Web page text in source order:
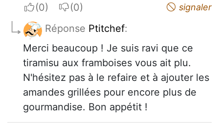
I apreciateI do not appreciate signaler
Réponse Ptitchef:
Merci beaucoup ! Je suis ravi que ce
tiramisu aux framboises vous ait plu.
N'hésitez pas à le refaire et à ajouter les
amandes grillées pour encore plus de
gourmandise. Bon appétit !